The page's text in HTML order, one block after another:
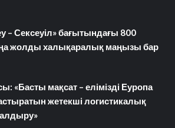
– Сексеуіл» бағытындағы 800
жолды халықаралық маңызы бар
«Басты мақсат – елімізді Еуропа
жетекші логистикалық